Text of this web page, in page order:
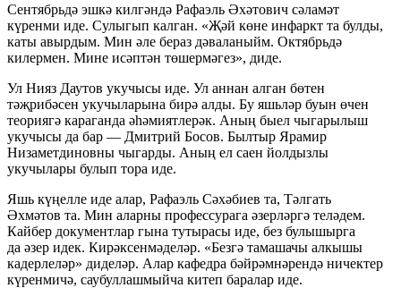
Сентябрьдә эшкә килгәндә Рафаэль Әхәтович сәламәт
күренми иде. Сулыгып калган. «Җәй көне инфаркт та булды,
каты авырдым. Мин әле бераз дәваланыйм. Октябрьдә
килермен. Мине исәптән төшермәгез», диде.
Ул Нияз Даутов укучысы иде. Ул аннан алган бөтен
тәҗрибәсен укучыларына бирә алды. Бу яшьләр буын өчен
теориягә караганда әһәмиятлерәк. Аның быел чыгарылыш
укучысы да бар — Дмитрий Босов. Былтыр Ярамир
Низаметдиновны чыгарды. Аның ел саен йолдызлы
укучылары булып тора иде.
Яшь күңелле иде алар, Рафаэль Сәхәбиев та, Тәлгать
Әхмәтов та. Мин аларны профессурага әзерләргә теләдем.
Кайбер документлар гына тутырасы иде, без булышырга
да әзер идек. Кирәксенмәделәр. «Безгә тамашачы алкышы
кадерлеләр» диделәр. Алар кафедра бәйрәмнәрендә ничектер
күренмичә, саубуллашмыйча китеп баралар иде.